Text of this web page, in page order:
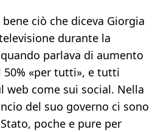
ciò che diceva Giorgia
durante la
parlava di aumento
50% «per tutti», e tutti
web come sui social. Nella
del suo governo ci sono
poche e pure per